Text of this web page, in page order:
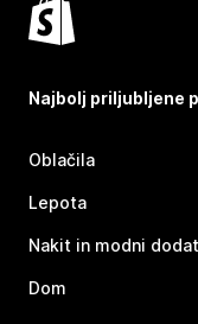
Najbolj priljubljene
Oblačila
Lepota
Nakit in modni
Dom